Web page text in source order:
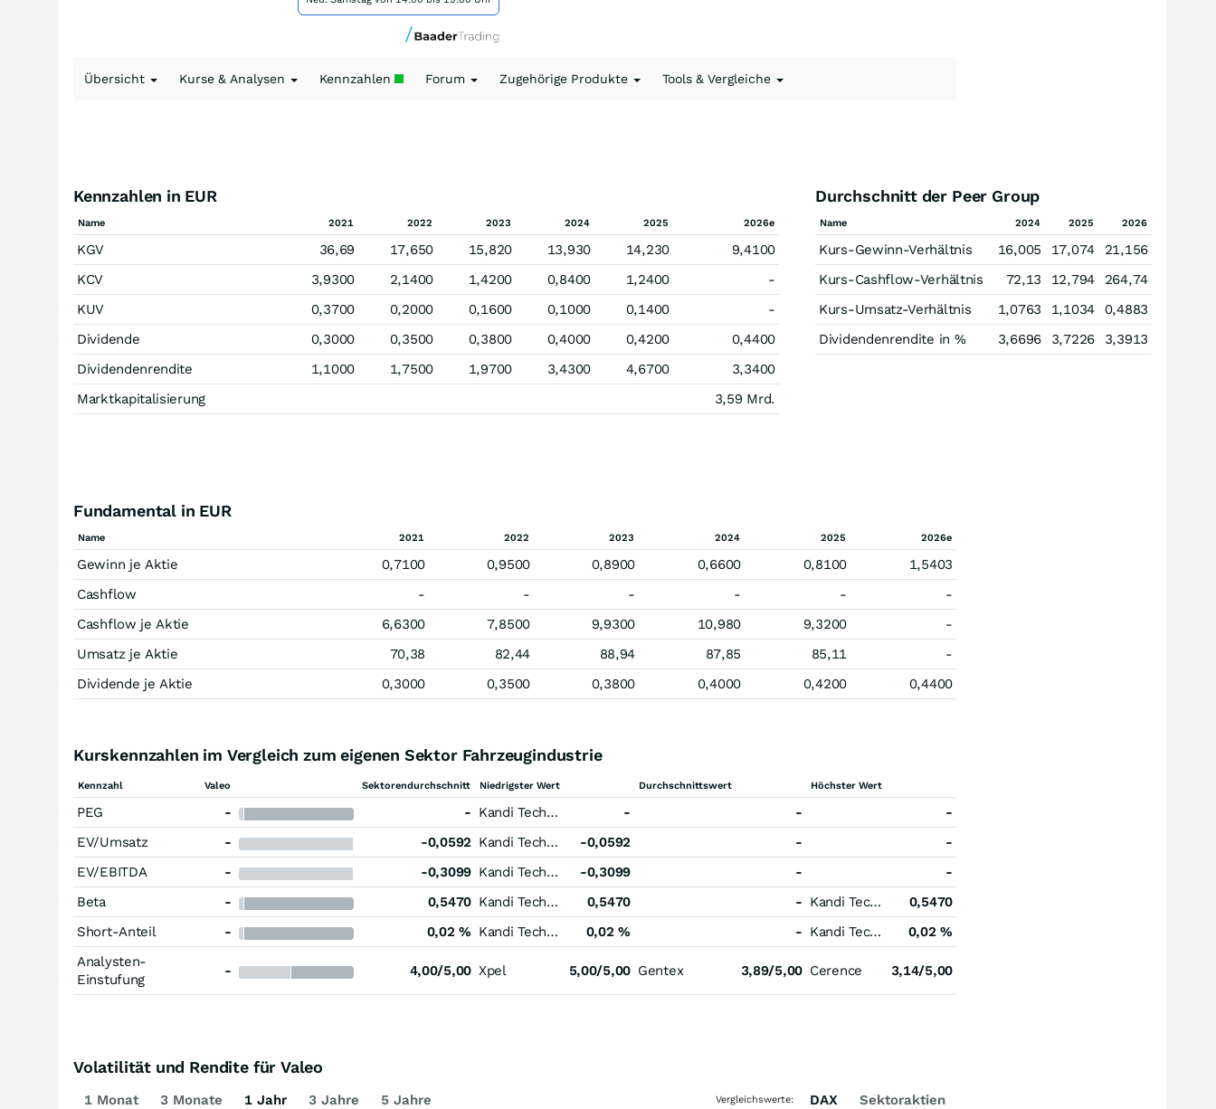
Übersicht Kurse & Analysen Kennzahlen Forum Zugehörige Produkte Tools & Vergleiche
Kennzahlen in EUR
Name 2021 2022 2023 2024 2025 2026e
KGV 36,69 17,650 15,820 13,930 14,230
9,4100
KCV
3,9300 2,1400 1,4200 0,8400 1,2400
-
KUV
0,3700 0,2000 0,1600 0,1000 0,1400
-
Dividende
0,3000 0,3500 0,3800 0,4000 0,4200
0,4400
Dividendenrendite
1,1000 1,7500 1,9700 3,4300 4,6700
3,3400
Marktkapitalisierung
3,59 Mrd.
Durchschnitt der Peer Group
Name 2024 2025 2026
Kurs-Gewinn-Verhältnis 16,005 17,074
21,156
Kurs-Cashflow-Verhältnis
72,13 12,794
264,74
Kurs-Umsatz-Verhältnis
1,0763 1,1034
0,4883
Dividendenrendite in %
3,6696 3,7226 3,3913
Fundamental in EUR
Name 2021 2022 2023 2024 2025 2026e
Gewinn je Aktie 0,7100 0,9500 0,8900 0,6600 0,8100
1,5403
Cashflow
- - - - -
-
Cashflow je Aktie
6,6300 7,8500 9,9300 10,980 9,3200
-
Umsatz je Aktie
70,38 82,44 88,94 87,85 85,11
-
Dividende je Aktie
0,3000 0,3500 0,3800 0,4000 0,4200 0,4400
Kurskennzahlen im Vergleich zum eigenen Sektor Fahrzeugindustrie
Kennzahl Valeo Sektorendurchschnitt Niedrigster Wert Durchschnittswert Höchster Wert
PEG - - Kandi Technologies Group - -
-
EV/Umsatz
- -0,0592 Kandi Technologies Group -0,0592 -
-
EV/EBITDA
- -0,3099 Kandi Technologies Group -0,3099 -
-
Beta
- 0,5470 Kandi Technologies Group 0,5470 - Kandi Technologies Group
0,5470
Short-Anteil
- 0,02 % Kandi Technologies Group 0,02 % - Kandi Technologies Group
0,02 %
Analysten-
Einstufung
- 4,00/5,00 Xpel 5,00/5,00 Gentex 3,89/5,00 Cerence 3,14/5,00
Volatilität und Rendite für Valeo
1 Monat 3 Monate 1 Jahr 3 Jahre 5 Jahre Vergleichswerte: DAX Sektoraktien